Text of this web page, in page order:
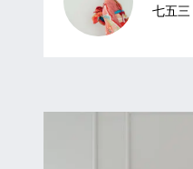
七五三